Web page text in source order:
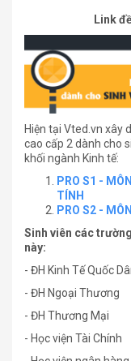
Link
Hiện tại Vted.vn xây
cao cấp 2 dành cho
khối ngành Kinh tế:
PRO S1 -
TÍNH
PRO S2 -
Sinh viên các
này:
- ĐH Kinh Tế Quốc
- ĐH Ngoại Thương
- ĐH Thương Mại
- Học viện Tài Chính